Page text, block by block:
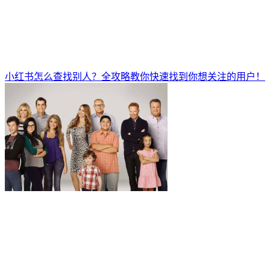
小红书怎么查找别人？全攻略教你快速找到你想关注的用户！